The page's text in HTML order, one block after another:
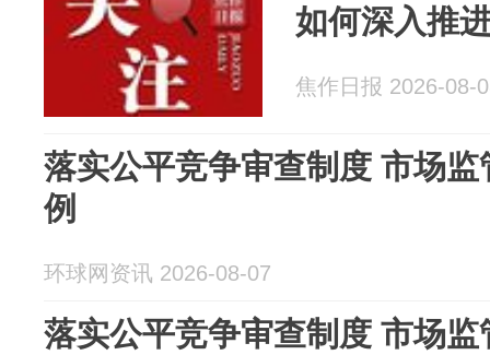
如何深入推
焦作日报 2026-08-
落实公平竞争审查制度 市场
例
环球网资讯 2026-08-07
落实公平竞争审查制度 市场